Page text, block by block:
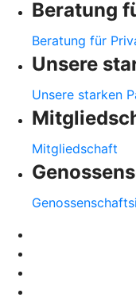
Beratung
Beratung für
Unsere
Unsere starken
Mitgliedschaft